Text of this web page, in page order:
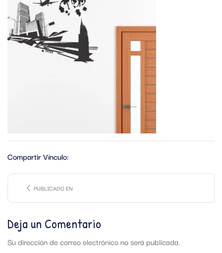
Compartir Vínculo:
PUBLICADO EN
Deja un Comentario
Su dirección de correo electrónico no será publicada.